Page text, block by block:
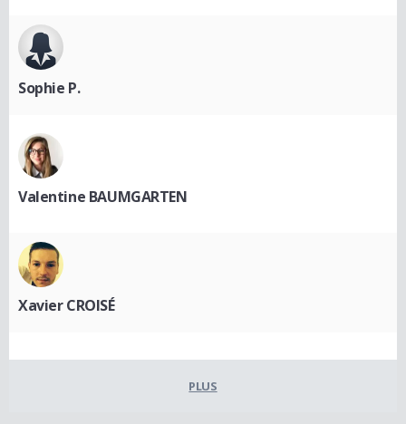
Sophie P.
Valentine BAUMGARTEN
Xavier CROISÉ
PLUS